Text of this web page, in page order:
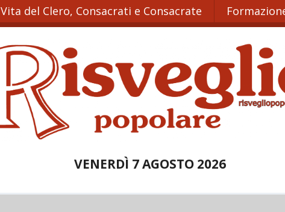
Vita del Clero, Consacrati e Consacrate
VENERDÌ 7 AGOSTO 2026